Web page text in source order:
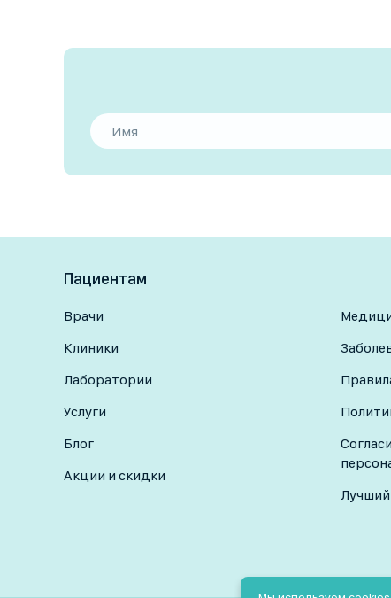
Пациентам
Врачи
Клиники
Лаборатории
Услуги
Блог
Акции и скидки